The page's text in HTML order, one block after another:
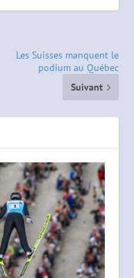
Les Suisses manquent le
podium au Québec
Suivant